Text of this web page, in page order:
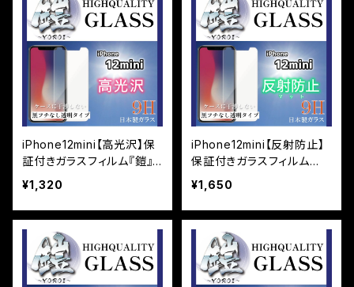
iPhone12mini【高光沢】保
証付きガラスフィルム『鎧』
平面タイプ
¥1,320
iPhone12mini【反射防止】
保証付きガラスフィルム
『鎧』平面タイプ
¥1,650